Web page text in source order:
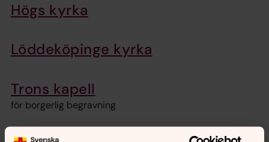
Högs kyrka
Löddeköpinge kyrka
Trons kapell
för borgerlig begravning